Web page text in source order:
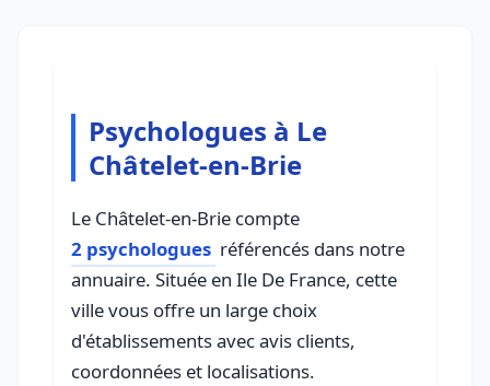
Psychologues à Le
Châtelet-en-Brie
Le Châtelet-en-Brie compte
2 psychologues référencés dans notre
annuaire. Située en Ile De France, cette
ville vous offre un large choix
d'établissements avec avis clients,
coordonnées et localisations.